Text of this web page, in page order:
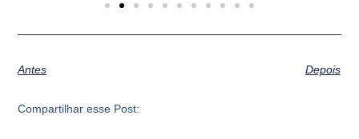
Antes Depois
Compartilhar esse Post: